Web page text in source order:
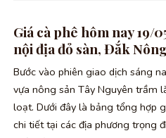
Giá cà phê hôm nay
nội địa đỏ sàn, Đắk
Bước vào phiên giao dịch sáng
vựa nông sản Tây Nguyên trầm
loạt. Dưới đây là bảng tổng hợp
chi tiết tại các địa phương trọng